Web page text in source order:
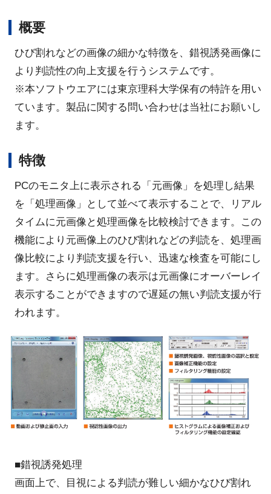
概要
ひび割れなどの画像の細かな特徴を、錯視誘発画像に
より判読性の向上支援を行うシステムです。
※本ソフトウエアには東京理科大学保有の特許を用い
ています。製品に関する問い合わせは当社にお願いし
ます。
特徴
PCのモニタ上に表示される「元画像」を処理し結果
を「処理画像」として並べて表示することで、リアル
タイムに元画像と処理画像を比較検討できます。この
機能により元画像上のひび割れなどの判読を、処理画
像比較により判読支援を行い、迅速な検査を可能にし
ます。さらに処理画像の表示は元画像にオーバーレイ
表示することができますので遅延の無い判読支援が行
われます。
■錯視誘発処理
画面上で、目視による判読が難しい細かなひび割れ